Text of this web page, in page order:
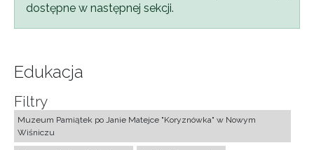
dostępne w następnej sekcji.
Edukacja
Filtry
Muzeum Pamiątek po Janie Matejce "Koryznówka" w Nowym
Wiśniczu